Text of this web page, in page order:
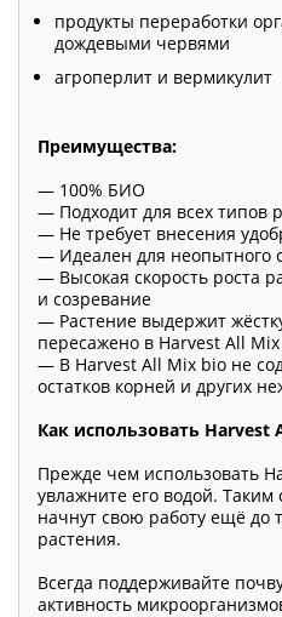
продукты переработки
дождевыми червями
агроперлит и вермикулит
Преимущества:
— 100% БИО
— Подходит для всех типов
— Не требует внесения
— Идеален для неопытного
— Высокая скорость роста
и созревание ​
— Растение выдержит
пересажено в Harvest All Mix
— В Harvest All Mix bio не
остатков корней и других
Как использовать Harvest
Прежде чем использовать
увлажните его водой.
начнут свою работу ещё до
растения.
Всегда поддерживайте
активность